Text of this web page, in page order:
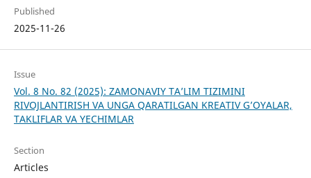
Published
2025-11-26
Issue
Vol. 8 No. 82 (2025): ZAMONAVIY TA’LIM TIZIMINI
RIVOJLANTIRISH VA UNGA QARATILGAN KREATIV G’OYALAR,
TAKLIFLAR VA YECHIMLAR
Section
Articles